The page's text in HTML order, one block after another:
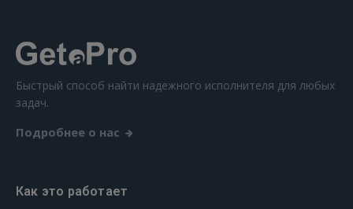
Быстрый способ найти надежного исполнителя для любых
задач.
Подробнее о нас
Как это работает